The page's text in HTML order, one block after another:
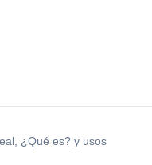
¿Qué es? y usos